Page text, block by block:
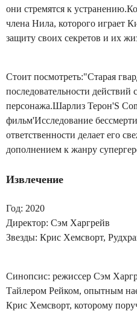
они стремятся к
члена Нила, которого играет
защиту своих секретов и их
Стоит посмотреть:"Старая
последовательности действий
персонажа.Шарлиз Терон'S
фильм'Исследование
ответственности делает его
дополнением к жанру
Извлечение
Год: 2020
Директор: Сэм Харгрейв
Звезды: Крис Хемсворт,
Синопсис: режиссер Сэм
Тайлером Рейком, опытным
Крис Хемсворт, которому